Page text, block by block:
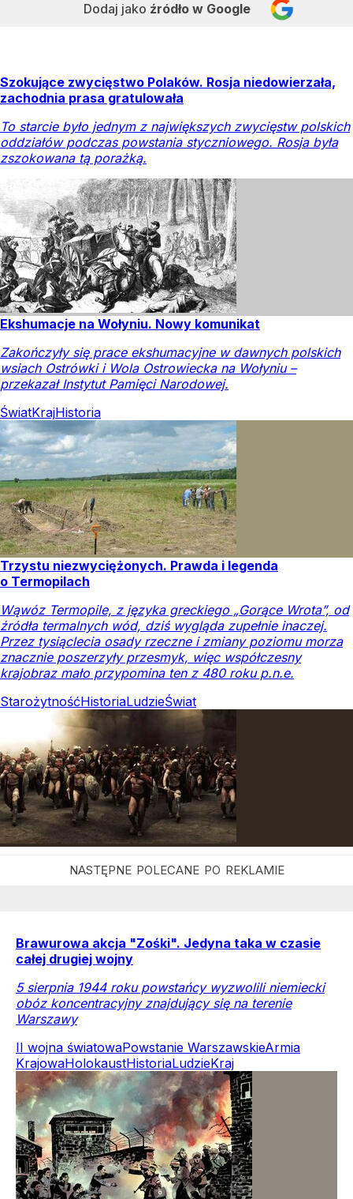
Dodaj jako źródło w Google
Szokujące zwycięstwo Polaków. Rosja niedowierzała,
zachodnia prasa gratulowała
To starcie było jednym z największych zwycięstw polskich
oddziałów podczas powstania styczniowego. Rosja była
zszokowana tą porażką.
Ekshumacje na Wołyniu. Nowy komunikat
Zakończyły się prace ekshumacyjne w dawnych polskich
wsiach Ostrówki i Wola Ostrowiecka na Wołyniu –
przekazał Instytut Pamięci Narodowej.
ŚwiatKrajHistoria
Trzystu niezwyciężonych. Prawda i legenda
o Termopilach
Wąwóz Termopile, z języka greckiego „Gorące Wrota”, od
źródła termalnych wód, dziś wygląda zupełnie inaczej.
Przez tysiąclecia osady rzeczne i zmiany poziomu morza
znacznie poszerzyły przesmyk, więc współczesny
krajobraz mało przypomina ten z 480 roku p.n.e.
StarożytnośćHistoriaLudzieŚwiat
Brawurowa akcja "Zośki". Jedyna taka w czasie
całej drugiej wojny
5 sierpnia 1944 roku powstańcy wyzwolili niemiecki
obóz koncentracyjny znajdujący się na terenie
Warszawy
II wojna światowaPowstanie WarszawskieArmia
KrajowaHolokaustHistoriaLudzieKraj